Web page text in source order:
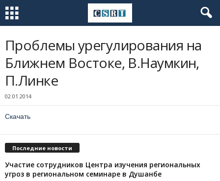
Проблемы урегулирования на
Ближнем Востоке, В.Наумкин,
П.Линке
02.01.2014
Скачать
Последние новости
Участие сотрудников Центра изучения региональных
угроз в региональном семинаре в Душанбе